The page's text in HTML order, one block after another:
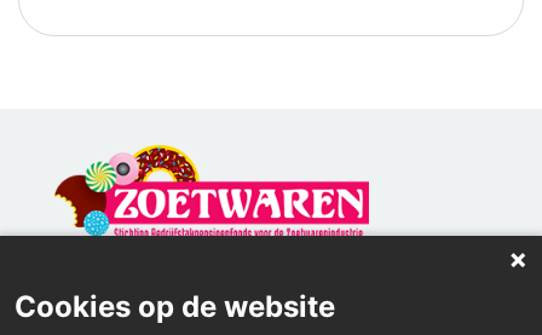
Home
Cookies op de website